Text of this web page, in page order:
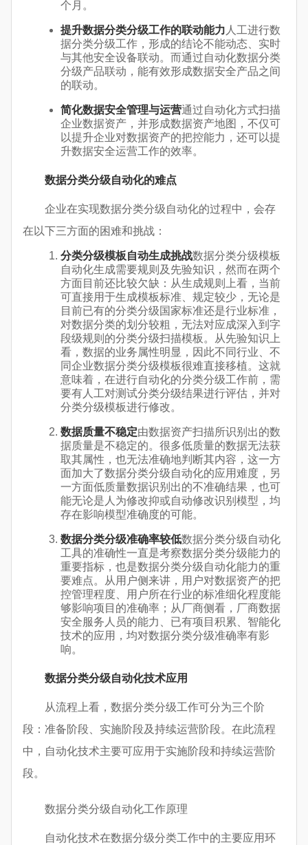
个月。
提升数据分类分级工作的联动能力 人工进行数
据分类分级工作，形成的结论不能动态、实时
与其他安全设备联动。而通过自动化数据分类
分级产品联动，能有效形成数据安全产品之间
的联动。
简化数据安全管理与运营通过自动化方式扫描
企业数据资产，并形成数据资产地图，不仅可
以提升企业对数据资产的把控能力，还可以提
升数据安全运营工作的效率。
数据分类分级自动化的难点
企业在实现数据分类分级自动化的过程中，会存
在以下三方面的困难和挑战：
分类分级模板自动生成挑战数据分类分级模板
自动化生成需要规则及先验知识，然而在两个
方面目前还比较欠缺：从生成规则上看，当前
可直接用于生成模板标准、规定较少，无论是
目前已有的分类分级国家标准还是行业标准，
对数据分类的划分较粗，无法对应成深入到字
段级规则的分类分级扫描模板。从先验知识上
看，数据的业务属性明显，因此不同行业、不
同企业数据分类分级模板很难直接移植。这就
意味着，在进行自动化的分类分级工作前，需
要有人工对测试分类分级结果进行评估，并对
分类分级模板进行修改。
数据质量不稳定由数据资产扫描所识别出的数
据质量是不稳定的。很多低质量的数据无法获
取其属性，也无法准确地判断其内容，这一方
面加大了数据分类分级自动化的应用难度，另
一方面低质量数据识别出的不准确结果，也可
能无论是人为修改抑或自动修改识别模型，均
存在影响模型准确度的可能。
数据分类分级准确率较低数据分类分级自动化
工具的准确性一直是考察数据分类分级能力的
重要指标，也是数据分类分级自动化能力的重
要难点。从用户侧来讲，用户对数据资产的把
控管理程度、用户所在行业的标准细化程度能
够影响项目的准确率；从厂商侧看，厂商数据
安全服务人员的能力、已有项目积累、智能化
技术的应用，均对数据分类分级准确率有影
响。
数据分类分级自动化技术应用
从流程上看，数据分类分级工作可分为三个阶
段：准备阶段、实施阶段及持续运营阶段。在此流程
中，自动化技术主要可应用于实施阶段和持续运营阶
段。
数据分类分级自动化工作原理
自动化技术在数据分级分类工作中的主要应用环